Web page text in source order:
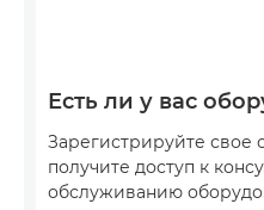
Есть ли у вас
Зарегистрируйте свое
получите доступ к
обслуживанию